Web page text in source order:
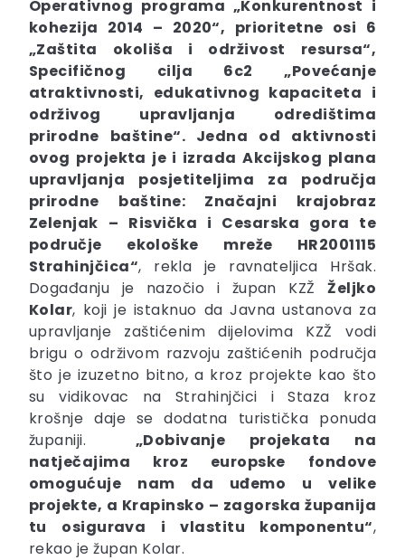
Operativnog programa „Konkurentnost i
kohezija 2014 – 2020“, prioritetne osi 6
„Zaštita okoliša i održivost resursa“,
Specifičnog cilja 6c2 „Povećanje
atraktivnosti, edukativnog kapaciteta i
održivog upravljanja odredištima
prirodne baštine“. Jedna od aktivnosti
ovog projekta je i izrada Akcijskog plana
upravljanja posjetiteljima za područja
prirodne baštine: Značajni krajobraz
Zelenjak – Risvička i Cesarska gora te
područje ekološke mreže HR2001115
Strahinjčica“, rekla je ravnateljica Hršak.
Događanju je nazočio i župan KZŽŽeljko
Kolar, koji je istaknuo da Javna ustanova za
upravljanje zaštićenim dijelovima KZŽ vodi
brigu o održivom razvoju zaštićenih područja
što je izuzetno bitno, a kroz projekte kao što
su vidikovac na Strahinjčici i Staza kroz
krošnje daje se dodatna turistička ponuda
županiji. „Dobivanje projekata na
natječajima kroz europske fondove
omogućuje nam da uđemo u velike
projekte, a Krapinsko – zagorska županija
tu osigurava i vlastitu komponentu“,
rekao je župan Kolar.